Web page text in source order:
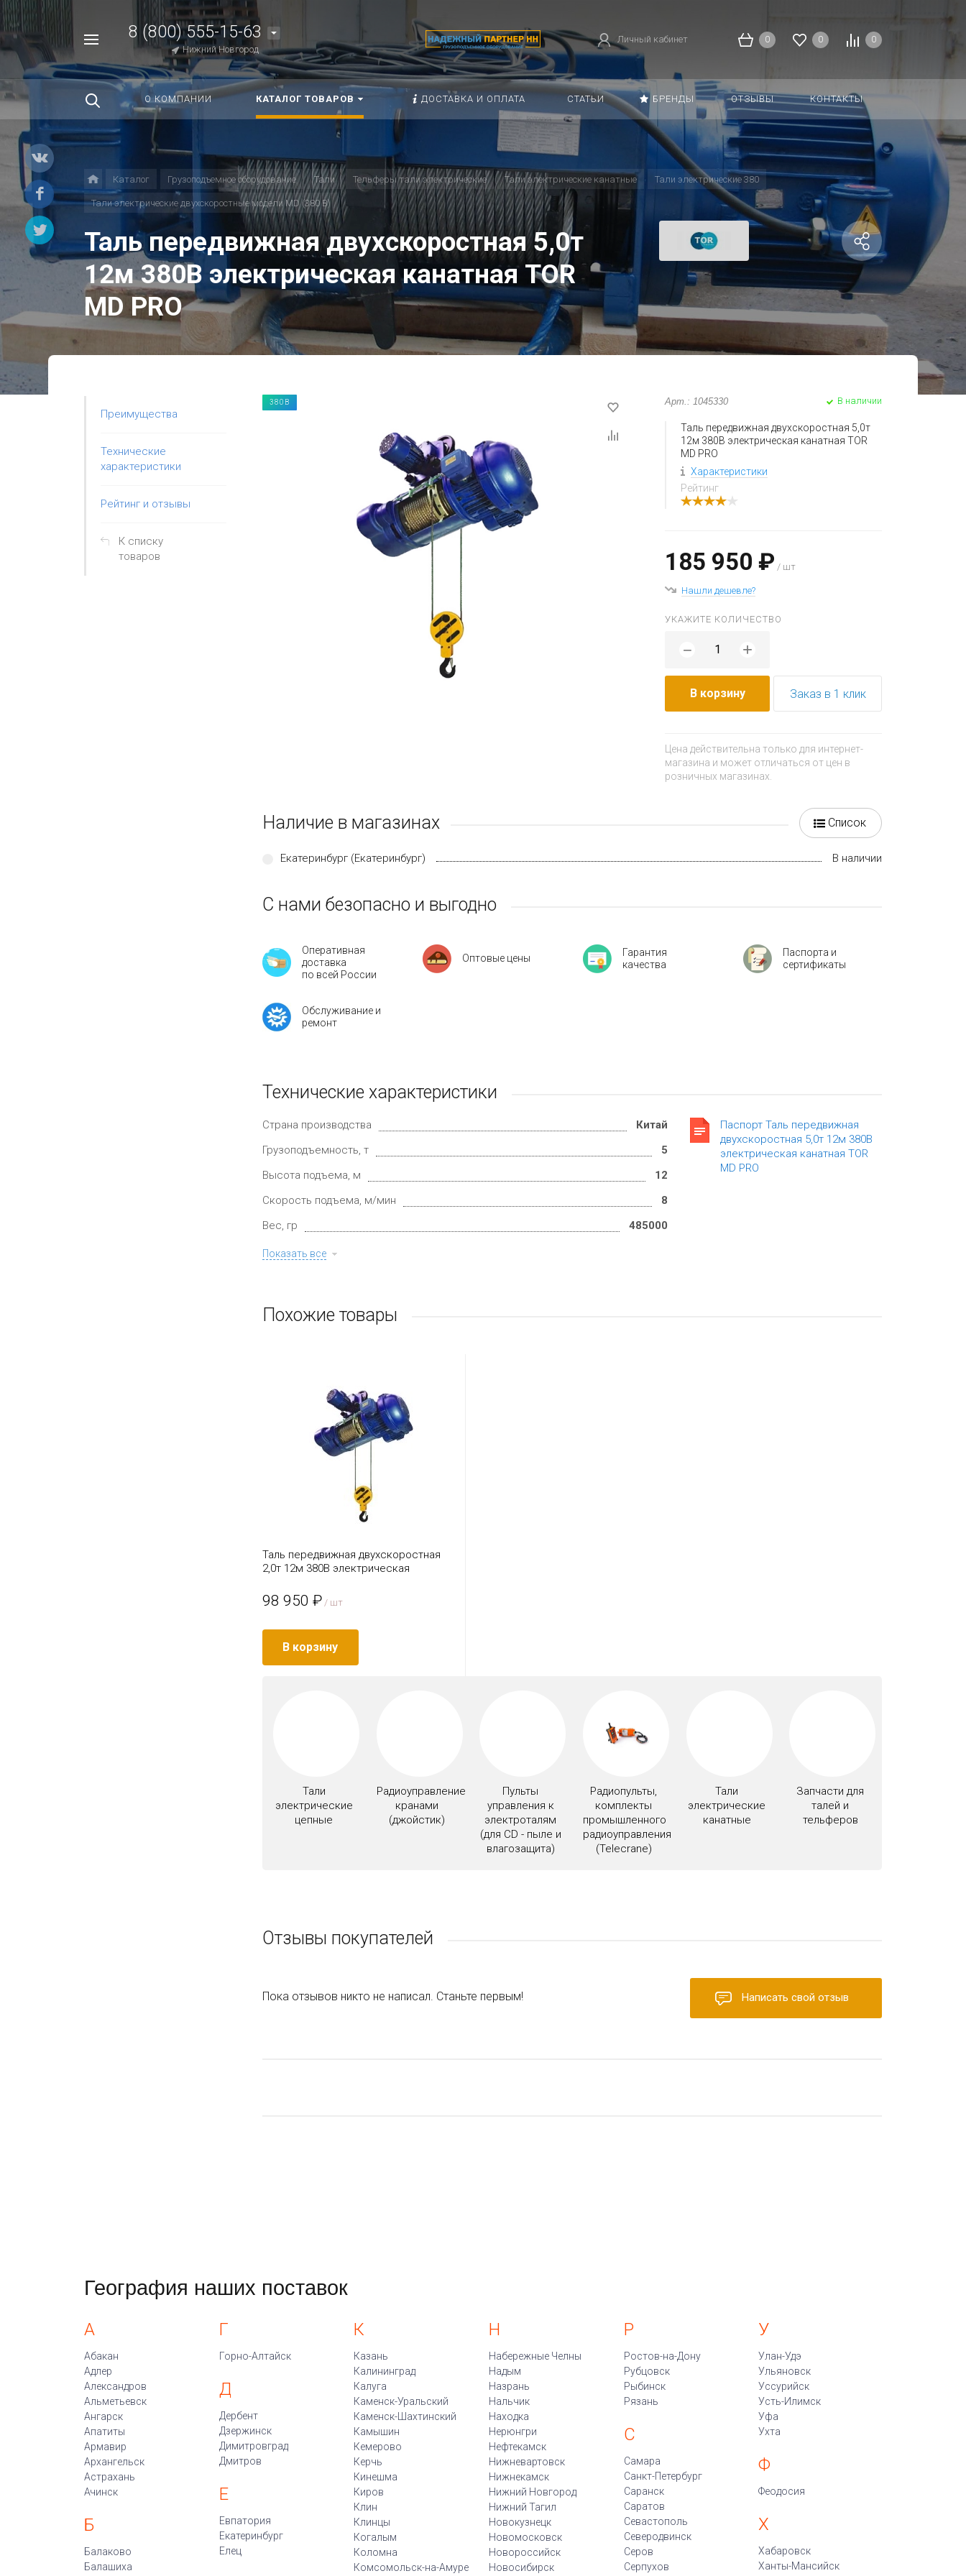
вездеНайти
Например,
Строп
8 (800) 555-15-63
Нижний Новгород
Личный кабинет 0 0 0
О КОМПАНИИ КАТАЛОГ ТОВАРОВ ДОСТАВКА И ОПЛАТА СТАТЬИ БРЕНДЫ ОТЗЫВЫ КОНТАКТЫ
Каталог Грузоподъемное оборудование Тали Тельферы тали электрические Тали электрические канатные Тали электрические 380
Тали электрические двухскоростные модели MD (380 В)
Таль передвижная двухскоростная 5,0т
12м 380В электрическая канатная TOR
MD PRO
Преимущества
Технические
характеристики
Рейтинг и отзывы
К списку
товаров
380В Арт.: 1045330 В наличии
Таль передвижная двухскоростная 5,0т
12м 380В электрическая канатная TOR
MD PRO
Характеристики
Рейтинг
185 950 ₽ / шт
Нашли дешевле?
УКАЖИТЕ КОЛИЧЕСТВО
− +
В корзину Заказ в 1 клик
Цена действительна только для интернет-
магазина и может отличаться от цен в
розничных магазинах.
Наличие в магазинах Список
Екатеринбург (Екатеринбург) В наличии
С нами безопасно и выгодно
Оперативная
доставка
по всей России
Оптовые цены
Гарантия
качества
Паспорта и
сертификаты
Обслуживание и
ремонт
Технические характеристики
Страна производства
Китай
Грузоподъемность, т
5
Высота подъема, м
12
Скорость подъема, м/мин
8
Вес, гр
485000
Показать все
Паспорт Таль передвижная
двухскоростная 5,0т 12м 380В
электрическая канатная TOR
MD PRO
Похожие товары
Таль передвижная двухскоростная
2,0т 12м 380В электрическая
98 950 ₽ / шт
В корзину
Тали
электрические
цепные
Радиоуправление
кранами
(джойстик)
Пульты
управления к
электроталям
(для CD - пыле и
влагозащита)
Радиопульты,
комплекты
промышленного
радиоуправления
(Telecrane)
Тали
электрические
канатные
Запчасти для
талей и
тельферов
Отзывы покупателей
Написать свой отзыв
Пока отзывов никто не написал. Станьте первым!
География наших поставок
А
Абакан
Адлер
Александров
Альметьевск
Ангарск
Апатиты
Армавир
Архангельск
Астрахань
Ачинск
Б
Балаково
Балашиха
Г
Горно-Алтайск
Д
Дербент
Дзержинск
Димитровград
Дмитров
Е
Евпатория
Екатеринбург
Елец
К
Казань
Калининград
Калуга
Каменск-Уральский
Каменск-Шахтинский
Камышин
Кемерово
Керчь
Кинешма
Киров
Клин
Клинцы
Когалым
Коломна
Комсомольск-на-Амуре
Н
Набережные Челны
Надым
Назрань
Нальчик
Находка
Нерюнгри
Нефтекамск
Нижневартовск
Нижнекамск
Нижний Новгород
Нижний Тагил
Новокузнецк
Новомосковск
Новороссийск
Новосибирск
Р
Ростов-на-Дону
Рубцовск
Рыбинск
Рязань
С
Самара
Санкт-Петербург
Саранск
Саратов
Севастополь
Северодвинск
Серов
Серпухов
У
Улан-Удэ
Ульяновск
Уссурийск
Усть-Илимск
Уфа
Ухта
Ф
Феодосия
Х
Хабаровск
Ханты-Мансийск